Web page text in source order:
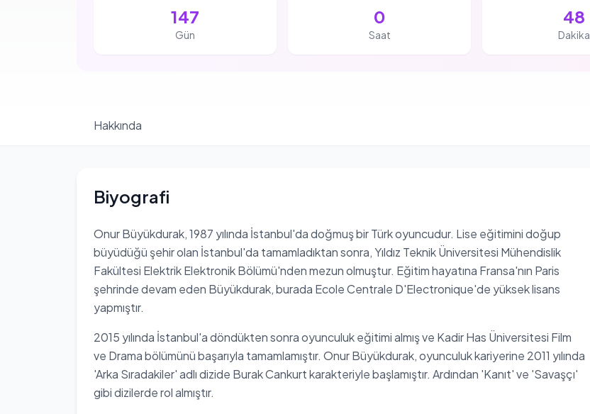
147
Gün
0
Saat
48
Dakika
Hakkında
Biyografi
Onur Büyükdurak, 1987 yılında İstanbul'da doğmuş bir Türk oyuncudur. Lise eğitimini doğup
büyüdüğü şehir olan İstanbul'da tamamladıktan sonra, Yıldız Teknik Üniversitesi Mühendislik
Fakültesi Elektrik Elektronik Bölümü'nden mezun olmuştur. Eğitim hayatına Fransa'nın Paris
şehrinde devam eden Büyükdurak, burada Ecole Centrale D'Electronique'de yüksek lisans
yapmıştır.
2015 yılında İstanbul'a döndükten sonra oyunculuk eğitimi almış ve Kadir Has Üniversitesi Film
ve Drama bölümünü başarıyla tamamlamıştır. Onur Büyükdurak, oyunculuk kariyerine 2011 yılında
'Arka Sıradakiler' adlı dizide Burak Cankurt karakteriyle başlamıştır. Ardından 'Kanıt' ve 'Savaşçı'
gibi dizilerde rol almıştır.